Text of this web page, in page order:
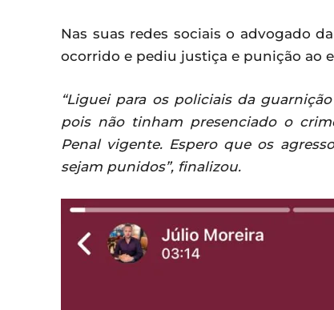
Nas suas redes sociais o advogado
ocorrido e pediu justiça e punição ao
“Liguei para os policiais da
pois não tinham presenciado o
Penal vigente. Espero que os
sejam punidos”, finalizou.